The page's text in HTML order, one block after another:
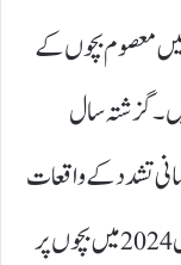
معصوم بچوں کے
گزشتہ سال
تشدد کے واقعات
رپورٹ ہوئے۔میڈیا رپورٹس کے مطابق سال 2024 میں بچوں پر